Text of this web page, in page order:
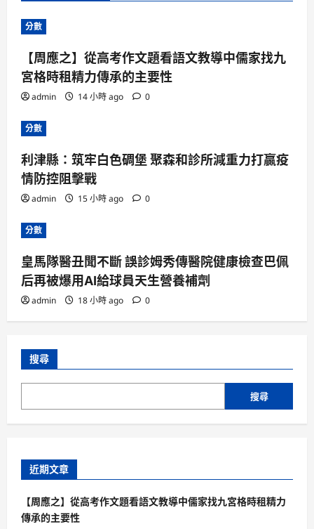
分數
【周應之】從高考作文題看語文教導中儒家找九
宮格時租精力傳承的主要性
admin 14 小時 ago 0
分數
利津縣：筑牢白色碉堡 聚森和診所減重力打贏疫
情防控阻擊戰
admin 15 小時 ago 0
分數
皇馬隊醫丑聞不斷 誤診姆秀傳醫院健康檢查巴佩
后再被爆用AI給球員天生營養補劑
admin 18 小時 ago 0
搜尋
搜尋
近期文章
【周應之】從高考作文題看語文教導中儒家找九宮格時租精力
傳承的主要性